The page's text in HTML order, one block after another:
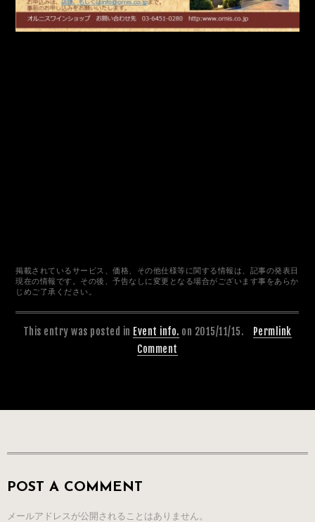
掲載されているサービス、価格、その他仕様等に関する情報は、記事の発表日
現在の情報です。その後、予告なしに変更となる場合がございます事をあらか
じめご了承ください。
This entry was posted in Event info. on 2015/11/15.
Permlink
Comment
POST A COMMENT
メールアドレスが公開されることはありません。